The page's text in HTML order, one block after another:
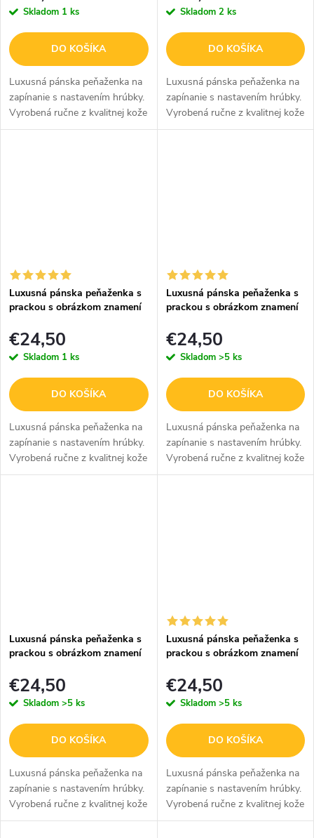
Skladom 1 ks
DO KOŠÍKA
Luxusná pánska peňaženka na
zapínanie s nastavením hrúbky.
Vyrobená ručne z kvalitnej kože
v hnedej farbe s vyrazeným
Skladom 2 ks
DO KOŠÍKA
Luxusná pánska peňaženka na
zapínanie s nastavením hrúbky.
Vyrobená ručne z kvalitnej kože
v hnedej farbe so
Luxusná pánska peňaženka s
prackou s obrázkom znamení
€24,50
Skladom 1 ks
DO KOŠÍKA
Luxusná pánska peňaženka na
zapínanie s nastavením hrúbky.
Vyrobená ručne z kvalitnej kože
v čiernej farbe so
Luxusná pánska peňaženka s
prackou s obrázkom znamení
€24,50
Skladom >5 ks
DO KOŠÍKA
Luxusná pánska peňaženka na
zapínanie s nastavením hrúbky.
Vyrobená ručne z kvalitnej kože
v čiernej farbe so
Luxusná pánska peňaženka s
prackou s obrázkom znamení
€24,50
Skladom >5 ks
DO KOŠÍKA
Luxusná pánska peňaženka na
zapínanie s nastavením hrúbky.
Vyrobená ručne z kvalitnej kože
v čiernej farbe so
Luxusná pánska peňaženka s
prackou s obrázkom znamení
€24,50
Skladom >5 ks
DO KOŠÍKA
Luxusná pánska peňaženka na
zapínanie s nastavením hrúbky.
Vyrobená ručne z kvalitnej kože
v čiernej farbe so